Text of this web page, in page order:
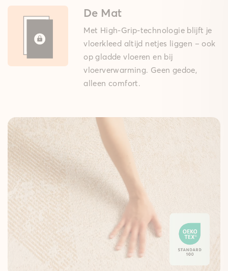
De Mat
Met High-Grip-technologie blijft je
vloerkleed altijd netjes liggen – ook
op gladde vloeren en bij
vloerverwarming. Geen gedoe,
alleen comfort.